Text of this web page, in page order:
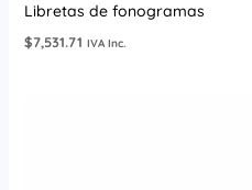
Libretas de fonogramas
$7,531.71 IVA Inc.